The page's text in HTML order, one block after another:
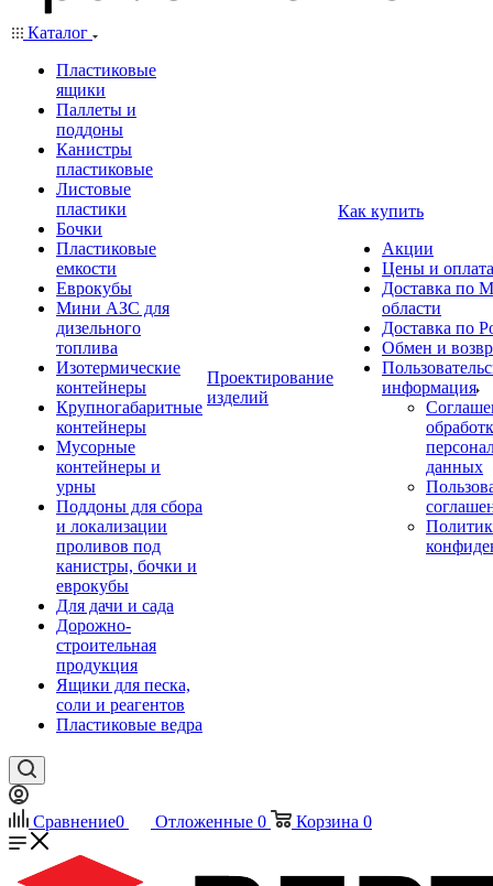
Каталог
Пластиковые
ящики
Паллеты и
поддоны
Канистры
пластиковые
Листовые
пластики
Бочки
Пластиковые
емкости
Еврокубы
Мини АЗС для
дизельного
топлива
Изотермические
контейнеры
Крупногабаритные
контейнеры
Мусорные
контейнеры и
урны
Поддоны для сбора
и локализации
проливов под
канистры, бочки и
еврокубы
Для дачи и сада
Дорожно-
строительная
продукция
Ящики для песка,
соли и реагентов
Пластиковые ведра
Проектирование
изделий
Как купить
Акции
Цены и оплата
Доставка по
области
Доставка по
Обмен и
информация
данных
Сравнение0 Отложенные 0 Корзина 0